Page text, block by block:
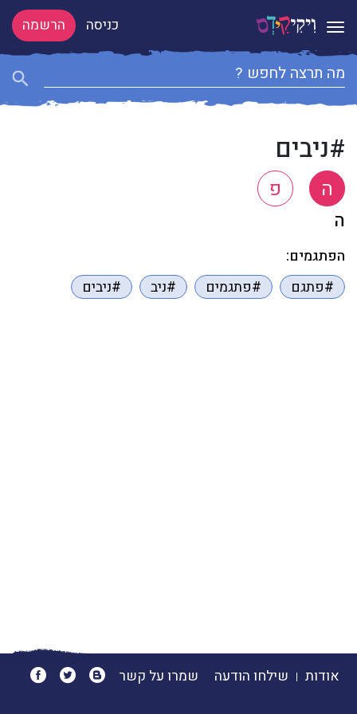
Toggle navigation כניסה הרשמה
#ניבים
ה פ
ה
הפתגמים:
#פתגם
#פתגמים #ניב #ניבים
אודות שילחו הודעה שמרו על קשר